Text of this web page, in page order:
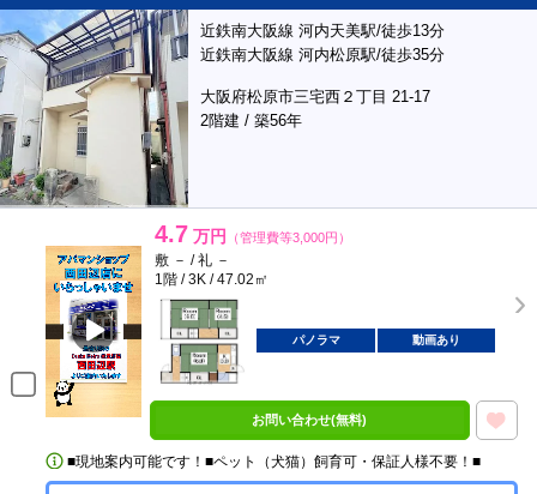
近鉄南大阪線 河内天美駅/徒歩13分
近鉄南大阪線 河内松原駅/徒歩35分
大阪府松原市三宅西２丁目 21-17
2階建 / 築56年
4.7 万円 （管理費等3,000円）
敷 － / 礼 －
1階 / 3K / 47.02㎡
パノラマ 動画あり
お問い合わせ(無料)
■現地案内可能です！■ペット（犬猫）飼育可・保証人様不要！■